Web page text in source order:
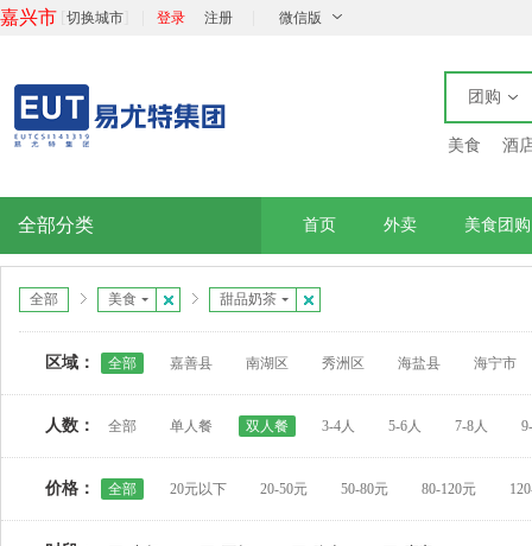
嘉兴市 切换城市 登录 注册 微信版
团购
美食 酒
全部分类 首页 外卖 美食团购
全部 美食 甜品奶茶
区域： 全部 嘉善县 南湖区 秀洲区 海盐县 海宁市
人数： 全部 单人餐 双人餐 3-4人 5-6人 7-8人
价格： 全部 20元以下 20-50元 50-80元 80-120元